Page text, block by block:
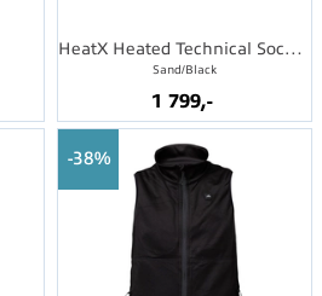
HeatX Heated Technical Socks w/batt.
Sand/Black
1 799,-
38%